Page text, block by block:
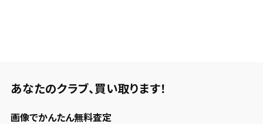
あなたのクラブ、 買い取ります！
画像でかんたん無料査定